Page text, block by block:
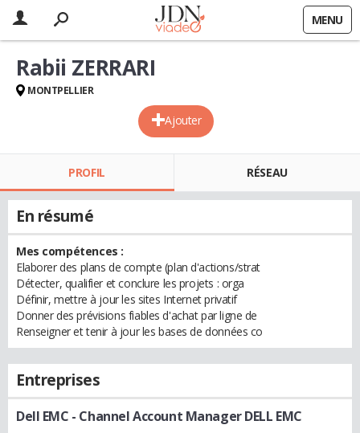
MENU
Ajouter
Rabii ZERRARI
MONTPELLIER
PROFIL RÉSEAU
En résumé
Mes compétences :
Elaborer des plans de compte (plan d'actions/strat
Détecter, qualifier et conclure les projets : orga
Définir, mettre à jour les sites Internet privatif
Donner des prévisions fiables d'achat par ligne de
Renseigner et tenir à jour les bases de données co
Entreprises
Dell EMC - Channel Account Manager DELL EMC